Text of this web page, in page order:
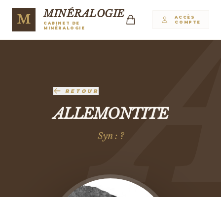
M MINÉRALOGIE
CABINET DE
MINÉRALOGIE
ACCÈS
COMPTE
RETOUR
ALLEMONTITE
Syn : ?